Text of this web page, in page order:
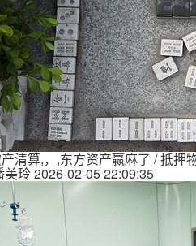
清算,，,东方资产赢麻了 / 抵
美玲2026-02-05 22:09:35